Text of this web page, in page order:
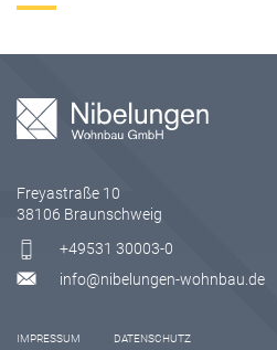
Freyastraße 10
38106 Braunschweig
+49531 30003-0
info@nibelungen-wohnbau.de
IMPRESSUM DATENSCHUTZ